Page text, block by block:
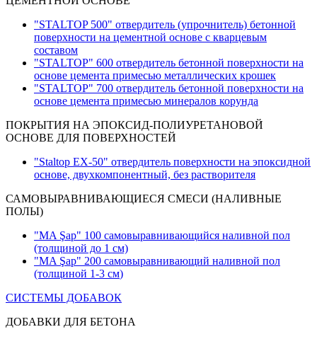
"STALTOP 500" отвердитель (упрочнитель) бетонной
поверхности на цементной основе с кварцевым
составом
"STALTOP" 600 отвердитель бетонной поверхности на
основе цемента примесью металлических крошек
"STALTOP" 700 отвердитель бетонной поверхности на
основе цемента примесью минералов корунда
ПОКРЫТИЯ НА ЭПОКСИД-ПОЛИУРЕТАНОВОЙ
ОСНОВЕ ДЛЯ ПОВЕРХНОСТЕЙ
"Staltop EX-50" отвердитель поверхности на эпоксидной
основе, двухкомпонентный, без растворителя
САМОВЫРАВНИВАЮЩИЕСЯ СМЕСИ (НАЛИВНЫЕ
ПОЛЫ)
"MA Şap" 100 самовыравнивающийся наливной пол
(толщиной до 1 см)
"MA Şap" 200 самовыравнивающий наливной пол
(толщиной 1-3 см)
СИСТЕМЫ ДОБАВОК
ДОБАВКИ ДЛЯ БЕТОНА